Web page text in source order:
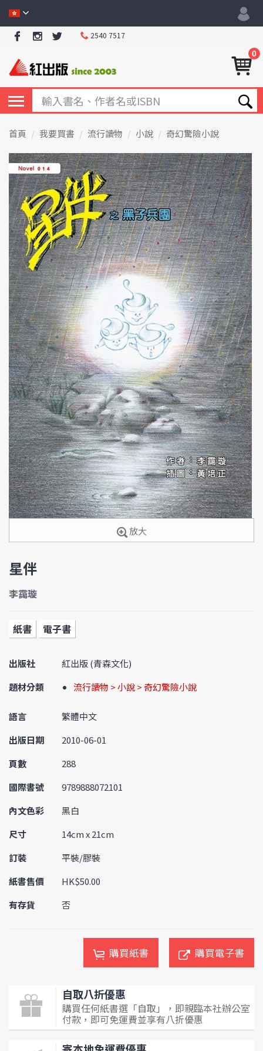
2540 7517
0
首頁 我要買書 流行讀物 小說 奇幻驚險小說
放大
星伴
李靄璇
紙書 電子書
出版社
紅出版 (青森文化)
題材分類
流行讀物 > 小說 > 奇幻驚險小說
語言
繁體中文
出版日期
2010-06-01
頁數
288
國際書號
9789888072101
內文色彩
黑白
尺寸
14cm x 21cm
訂裝
平裝/膠裝
紙書售價
HK$50.00
有存貨
否
購買紙書 購買電子書
自取八折優惠
購買任何紙書選「自取」，即親臨本社辦公室
付款，即可免運費並享有八折優惠